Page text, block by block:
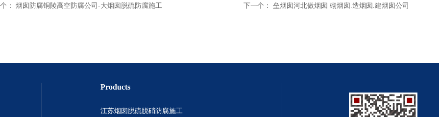
： 烟囱防腐铜陵高空防腐公司-大烟囱脱硫防腐施工 下一个： 垒烟囱河北做烟囱 砌烟囱.造烟囱.建烟囱公司
Products
江苏烟囱脱硫脱硝防腐施工